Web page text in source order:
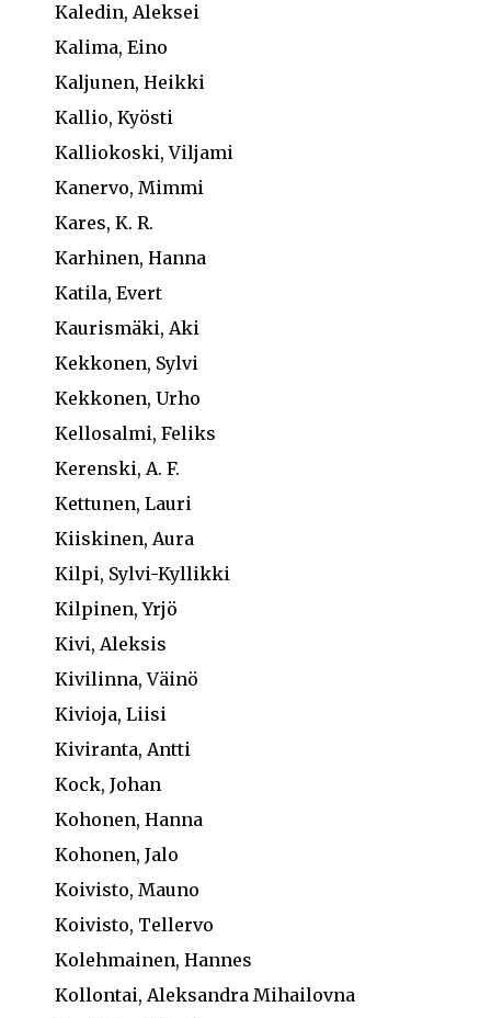
Kaledin, Aleksei
Kalima, Eino
Kaljunen, Heikki
Kallio, Kyösti
Kalliokoski, Viljami
Kanervo, Mimmi
Kares, K. R.
Karhinen, Hanna
Katila, Evert
Kaurismäki, Aki
Kekkonen, Sylvi
Kekkonen, Urho
Kellosalmi, Feliks
Kerenski, A. F.
Kettunen, Lauri
Kiiskinen, Aura
Kilpi, Sylvi-Kyllikki
Kilpinen, Yrjö
Kivi, Aleksis
Kivilinna, Väinö
Kivioja, Liisi
Kiviranta, Antti
Kock, Johan
Kohonen, Hanna
Kohonen, Jalo
Koivisto, Mauno
Koivisto, Tellervo
Kolehmainen, Hannes
Kollontai, Aleksandra Mihailovna